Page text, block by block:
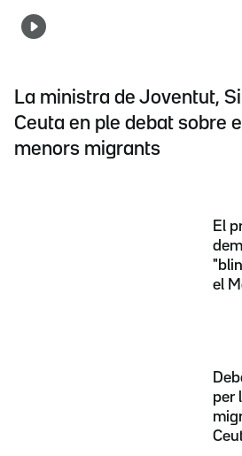
La ministra de Joventut,
Ceuta en ple debat sobre
menors migrants
El
el
per